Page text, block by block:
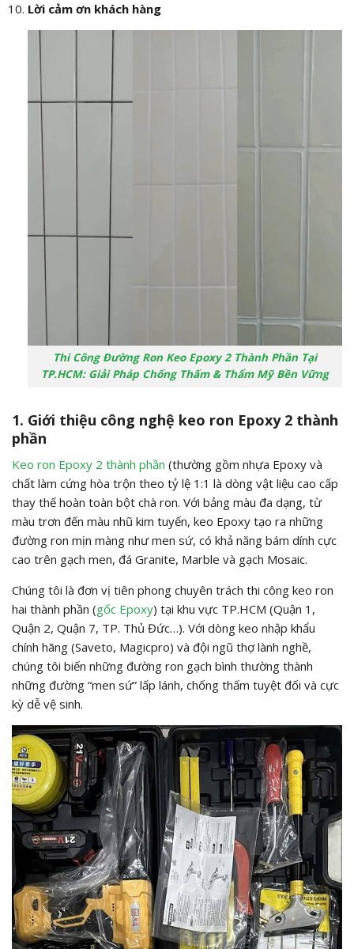
Lời cảm ơn khách hàng
Thi Công Đường Ron Keo Epoxy 2 Thành Phần Tại
TP.HCM: Giải Pháp Chống Thấm & Thẩm Mỹ Bền Vững
1. Giới thiệu công nghệ keo ron Epoxy 2 thành
phần
Keo ron Epoxy 2 thành phần (thường gồm nhựa Epoxy và
chất làm cứng hòa trộn theo tỷ lệ 1:1 là dòng vật liệu cao cấp
thay thế hoàn toàn bột chà ron. Với bảng màu đa dạng, từ
màu trơn đến màu nhũ kim tuyến, keo Epoxy tạo ra những
đường ron mịn màng như men sứ, có khả năng bám dính cực
cao trên gạch men, đá Granite, Marble và gạch Mosaic.
Chúng tôi là đơn vị tiên phong chuyên trách thi công keo ron
hai thành phần (gốc Epoxy) tại khu vực TP.HCM (Quận 1,
Quận 2, Quận 7, TP. Thủ Đức…). Với dòng keo nhập khẩu
chính hãng (Saveto, Magicpro) và đội ngũ thợ lành nghề,
chúng tôi biến những đường ron gạch bình thường thành
những đường “men sứ” lấp lánh, chống thấm tuyệt đối và cực
kỳ dễ vệ sinh.